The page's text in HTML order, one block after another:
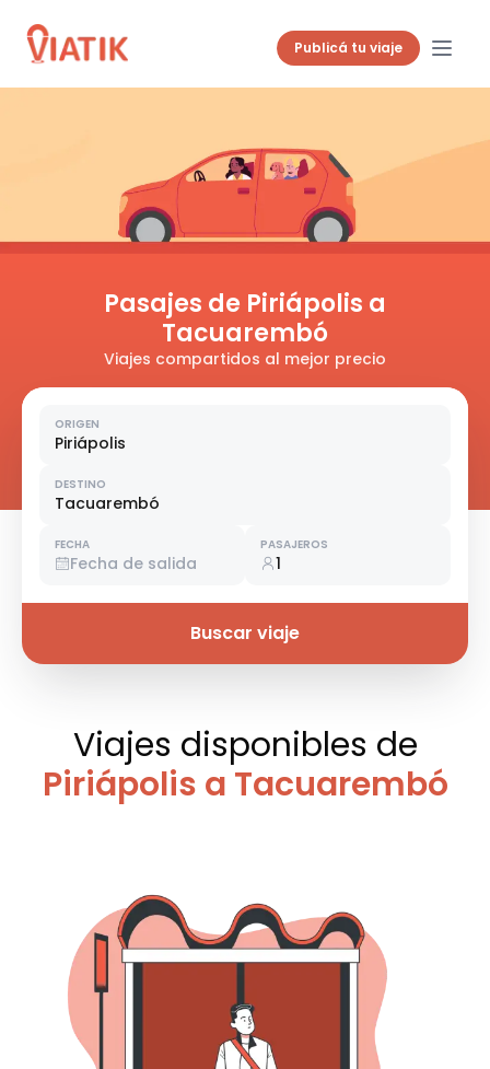
Publicá tu viaje
Pasajes de Piriápolis a
Tacuarembó
Viajes compartidos al mejor precio
ORIGEN
Piriápolis
DESTINO
Tacuarembó
FECHA
Fecha de salida
PASAJEROS
1
Buscar viaje
Viajes disponibles de
Piriápolis a Tacuarembó